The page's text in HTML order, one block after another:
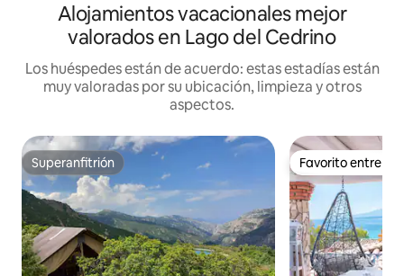
Alojamientos vacacionales mejor
valorados en Lago del Cedrino
Los huéspedes están de acuerdo: estas estadías están
muy valoradas por su ubicación, limpieza y otros
aspectos.
Superanfitrión
Superanfitrión Favorito entre
Favorito entre